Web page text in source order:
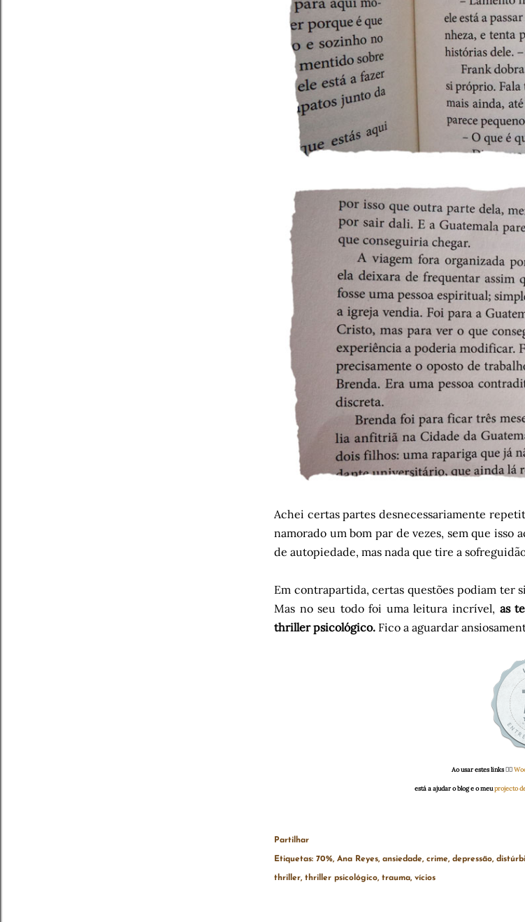
Achei certas partes desnecessariamente
namorado um bom par de vezes, sem que isso
de autopiedade, mas nada que tire a
Em contrapartida, certas questões podiam ter
Mas no seu todo foi uma leitura incrível, as
thriller psicológico. Fico a aguardar
Ao usar estes links 👉🏻
está a ajudar o blog e o meuprojecto
Partilhar
Etiquetas: 70% Ana Reyes ansiedade crime depressão
thriller thriller psicológico trauma vícios